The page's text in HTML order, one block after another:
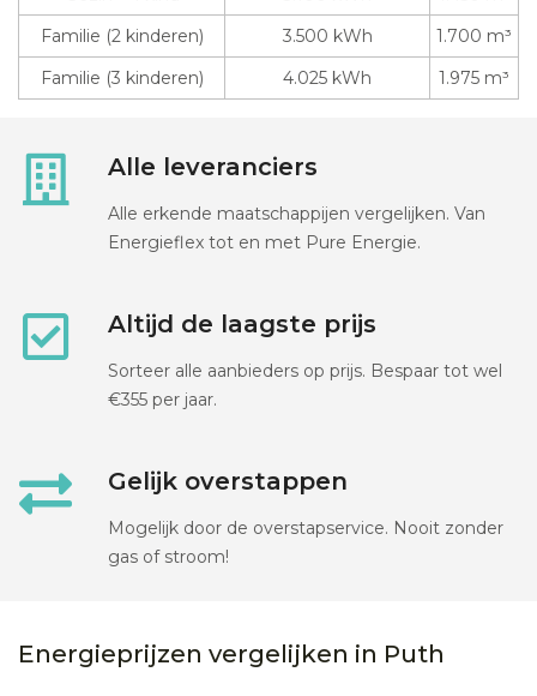
Familie (2 kinderen)
3.500 kWh
1.700 m³
Familie (3 kinderen)
4.025 kWh 1.975 m³
Alle leveranciers
Alle erkende maatschappijen vergelijken. Van
Energieflex tot en met Pure Energie.
Altijd de laagste prijs
Sorteer alle aanbieders op prijs. Bespaar tot wel
€355 per jaar.
Gelijk overstappen
Mogelijk door de overstapservice. Nooit zonder
gas of stroom!
Energieprijzen vergelijken in Puth